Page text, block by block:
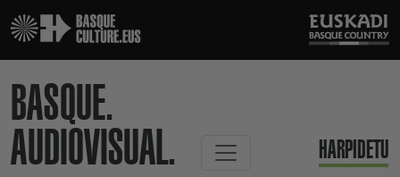
BASQUE.
AUDIOVISUAL.
HARPIDETU